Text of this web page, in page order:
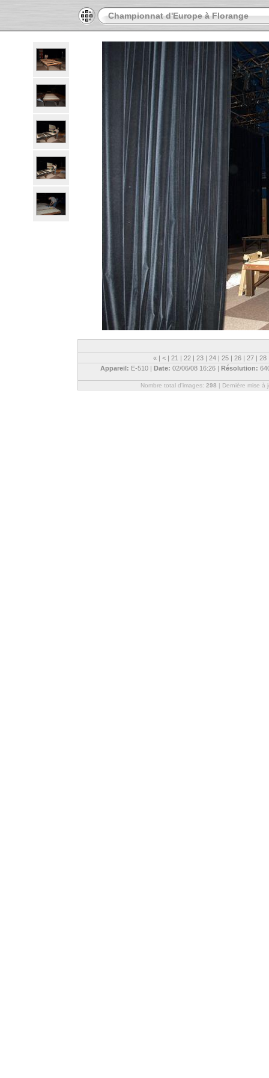
Championnat d'Europe à Florange
« | < | 21 | 22 | 23 | 24 | 25 | 26 | 27 | 28
Appareil: E-510 | Date: 02/06/08 16:26 | Résolution:
Nombre total d'images: 298 | Dernière mise à